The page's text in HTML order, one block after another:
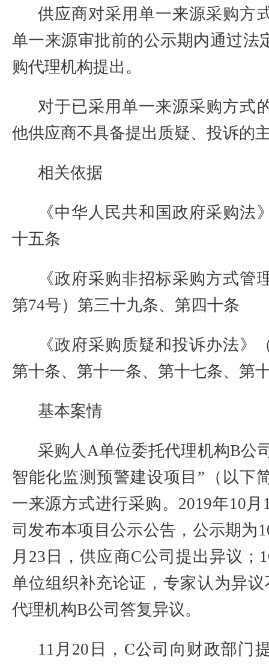
供应商对采用单一来源采购方
单一来源审批前的公示期内通过法
购代理机构提出。
对于已采用单一来源采购方式
他供应商不具备提出质疑、投诉的
相关依据
《中华人民共和国政府采购法
十五条
《政府采购非招标采购方式管
第74号）第三十九条、第四十条
《政府采购质疑和投诉办法》
第十条、第十一条、第十七条、第
基本案情
采购人A单位委托代理机构B公
智能化监测预警建设项目”（以下
一来源方式进行采购。 2019年10月
司发布本项目公示公告，公示期为
月 23 日，供应商C公司提出异议；
单位组织补充论证，专家认为异议
代理机构B公司答复异议。
11 月 20 日， C公司向财政部门